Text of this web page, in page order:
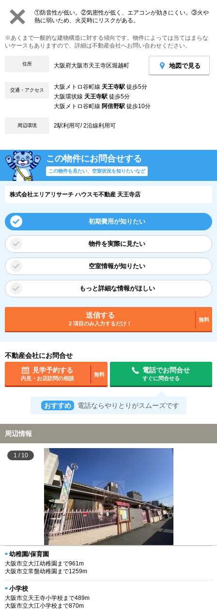
①防音性が低い。②気密性が低く、エアコンが効きにくい。③火や
熱に弱いため、火災時にリスクがある。
※あくまで一般的な建物構造に対する傾向です。物件によっては当てはまらな
いケースもありますので、詳細は不動産会社へお問い合わせください。
住所 大阪府大阪市天王寺区堀越町 地図で見る
交通・アクセス 大阪メトロ谷町線 天王寺駅 徒歩5分
大阪環状線 天王寺駅 徒歩5分
大阪メトロ谷町線 阿倍野駅 徒歩10分
周辺環境 2駅利用可/ 2沿線利用可
この物件にお問合せする
この物件を見たい、空室状況を知りたいなど
株式会社エリアリサーチ ハウスモ不動産 天王寺店
初期費用が知りたい
物件を実際に見たい
空室情報が知りたい
もっと詳細な情報がほしい
送信する
2 項目のみ入力するだけ！
無料
不動産会社にお問合せ
見学予約する
内見・お店訪問の相談
無料
電話でお問合せ
すぐに問合せる
おすすめ 電話ならやりとりがスムーズです
周辺情報
1 / 10
幼稚園/保育園
大阪市立大江幼稚園まで961m
大阪市立常盤幼稚園まで1259m
小学校
大阪市立天王寺小学校まで489m
大阪市立大江小学校まで870m